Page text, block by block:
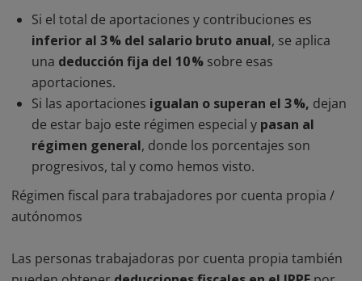
Si el total de aportaciones y contribuciones es
inferior al 3 % del salario bruto anual, se aplica
una deducción fija del 10 % sobre esas
aportaciones.
Si las aportaciones igualan o superan el 3 %, dejan
de estar bajo este régimen especial y pasan al
régimen general, donde los porcentajes son
progresivos, tal y como hemos visto.
Régimen fiscal para trabajadores por cuenta propia /
autónomos
Las personas trabajadoras por cuenta propia también